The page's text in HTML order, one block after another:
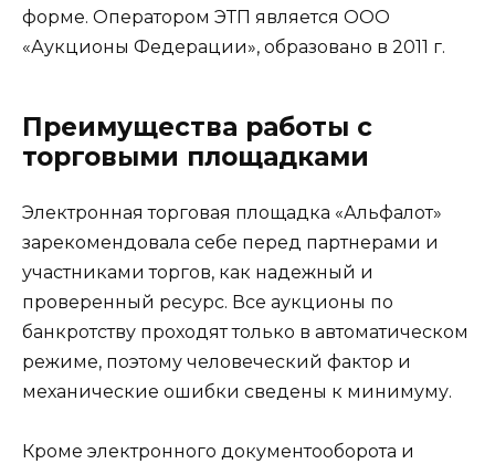
форме. Оператором ЭТП является ООО
«Аукционы Федерации», образовано в 2011 г.
Преимущества работы с
торговыми площадками
Электронная торговая площадка «Альфалот»
зарекомендовала себе перед партнерами и
участниками торгов, как надежный и
проверенный ресурс. Все аукционы по
банкротству проходят только в автоматическом
режиме, поэтому человеческий фактор и
механические ошибки сведены к минимуму.
Кроме электронного документооборота и